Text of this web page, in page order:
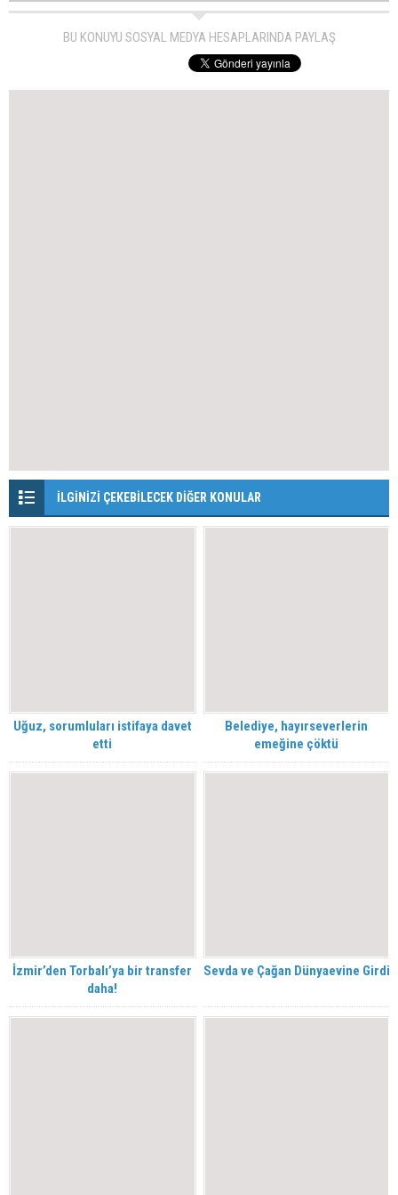
BU KONUYU SOSYAL MEDYA HESAPLARINDA PAYLAŞ
İLGİNİZİ ÇEKEBİLECEK DİĞER KONULAR
Uğuz, sorumluları istifaya davet
etti
Belediye, hayırseverlerin
emeğine çöktü
İzmir’den Torbalı’ya bir transfer
daha!
Sevda ve Çağan Dünyaevine Girdi